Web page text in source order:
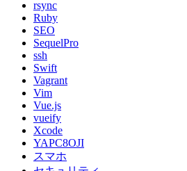
rsync
Ruby
SEO
SequelPro
ssh
Swift
Vagrant
Vim
Vue.js
vueify
Xcode
YAPC8OJI
スマホ